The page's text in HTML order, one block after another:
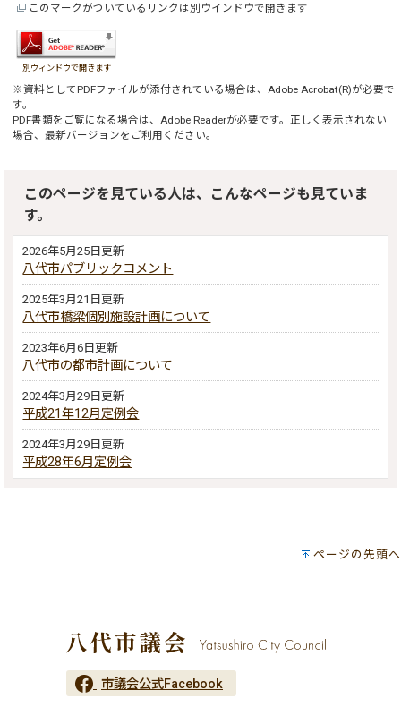
このマークがついているリンクは別ウインドウで開きます
別ウィンドウで開きます
※資料としてPDFファイルが添付されている場合は、 Adobe Acrobat(R)が必要で
す。
PDF書類をご覧になる場合は、 Adobe Readerが必要です。正しく表示されない
場合、最新バージョンをご利用ください。
このページを見ている人は、こんなページも見ていま
す。
2026年5月25日更新
八代市パブリックコメント
2025年3月21日更新
八代市橋梁個別施設計画について
2023年6月6日更新
八代市の都市計画について
2024年3月29日更新
平成21年12月定例会
2024年3月29日更新
平成28年6月定例会
ページの先頭へ
市議会公式Facebook